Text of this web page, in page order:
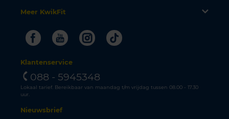
Meer KwikFit
FacebookYoutubeInstagram
Tiktok
Klantenservice
088 - 5945348
Lokaal tarief. Bereikbaar van maandag t/m vrijdag tussen 08.00 - 17.30
uur.
Nieuwsbrief